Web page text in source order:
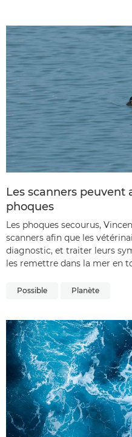
Les scanners peuvent
phoques
Les phoques secourus,
scanners afin que les
diagnostic, et traiter leurs
les remettre dans la mer en
Possible Planète